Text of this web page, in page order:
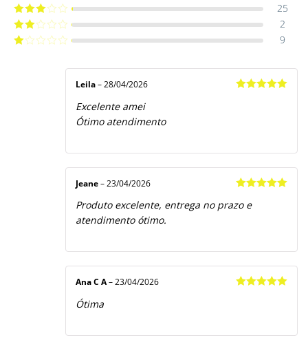
Avaliação
Avaliação
25
Avaliação
2
9
Leila – 28/04/2026
Excelente amei
Ótimo atendimento
de 5
Jeane – 23/04/2026
Produto excelente, entrega no prazo e
atendimento ótimo.
Ana C A– 23/04/2026
Ótima